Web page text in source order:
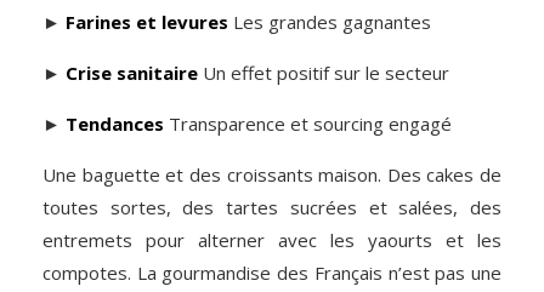
► Farines et levures Les grandes gagnantes
► Crise sanitaire Un effet positif sur le secteur
► Tendances Transparence et sourcing engagé
Une baguette et des croissants maison. Des cakes de
toutes sortes, des tartes sucrées et salées, des
entremets pour alterner avec les yaourts et les
compotes. La gourmandise des Français n’est pas une